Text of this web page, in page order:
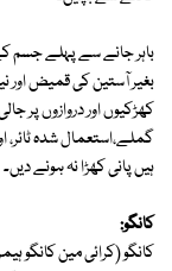
باہر جانے سے پہلے جسم
بغیر آستین کی قمیض اور
کھڑکیوں اور دروازوں پر
گملے،استعمال شدہ
ہیں پانی کھڑا نہ ہونے دیں۔
کانگو:
کانگو (کرائی مین کانگو